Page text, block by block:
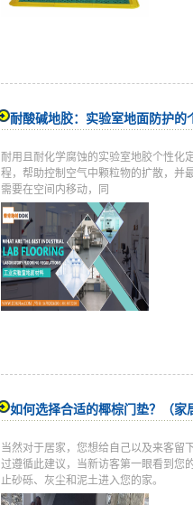
耐酸碱地胶：实验室地面防护
耐用且耐化学腐蚀的实验室地胶个性化
程，帮助控制空气中颗粒物的扩散，并
需要在空间内移动，同
如何选择合适的椰棕门垫？（家
当然对于居家，您想给自己以及来客留
过遵循此建议，当新访客第一眼看到您
止砂砾、灰尘和泥土进入您的家。